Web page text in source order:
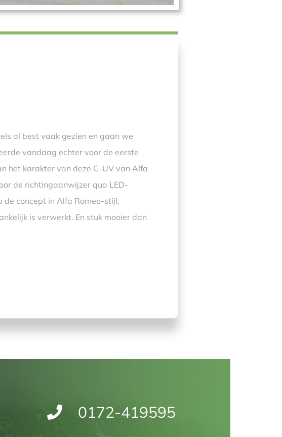
al best vaak gezien en gaan we
vandaag echter voor de eerste
het karakter van deze C-UV van Alfa
de richtingaanwijzer qua LED-
de concept in Alfa Romeo-stijl,
is verwerkt. En stuk mooier dan
0172-419595